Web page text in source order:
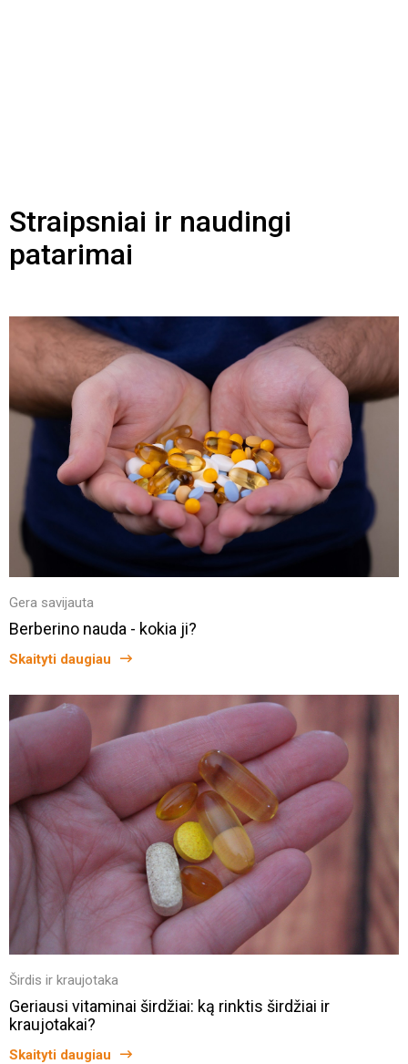
Straipsniai ir naudingi
patarimai
Gera savijauta
Berberino nauda - kokia ji?
Skaityti daugiau
Širdis ir kraujotaka
Geriausi vitaminai širdžiai: ką rinktis širdžiai ir
kraujotakai?
Skaityti daugiau